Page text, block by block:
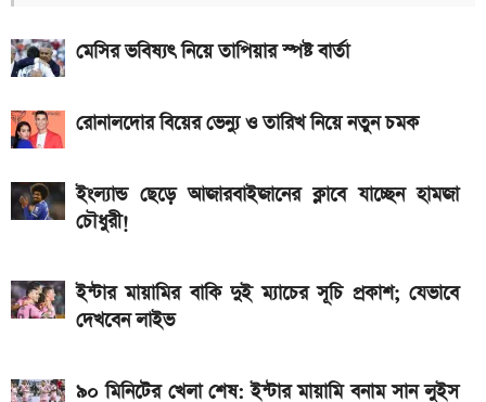
আজকের স্বর্ণের বাজারদর: ০৭ আগস্ট ২০২৬
এসএসসি ও সমমানের ফল কবে জানাল শিক্ষা বোর্ড
সরকারি চাকরিজীবীরা
দাম
দেশে আজ একভরি ২১ ক্যারেট স্বর্ণের দাম
২০২৬ সালের প্রথম পূর্ণগ্রাস সূর্যগ্রহণ কবে, কোথা থেকে দেখা
মেসির ভবিষ্যৎ নিয়ে তাপিয়ার স্পষ্ট বার্তা
রোনালদোর বিয়ের ভেন্যু ও তারিখ নিয়ে নতুন চমক
ইংল্যান্ড ছেড়ে আজারবাইজানের ক্লাবে যাচ্ছেন হামজা
চৌধুরী!
ইন্টার মায়ামির বাকি দুই ম্যাচের সূচি প্রকাশ; যেভাবে
দেখবেন লাইভ
৯০ মিনিটের খেলা শেষ: ইন্টার মায়ামি বনাম সান লুইস